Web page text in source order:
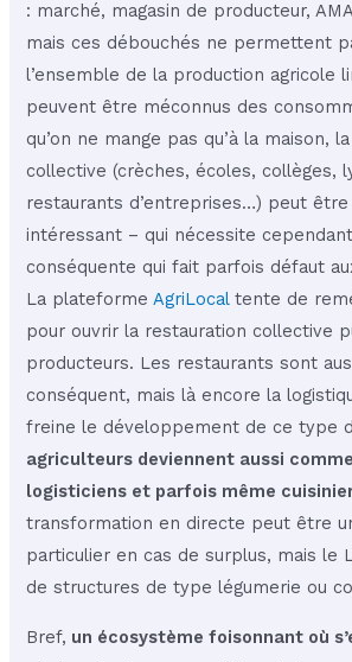
: marché, magasin de producteur,
mais ces débouchés ne permettent
l’ensemble de la production agricole
peuvent être méconnus des
qu’on ne mange pas qu’à la maison,
collective (crèches, écoles, collèges,
restaurants d’entreprises…) peut être
intéressant – qui nécessite
conséquente qui fait parfois défaut
La plateformeAgriLocaltente de
pour ouvrir la restauration collective
producteurs. Les restaurants sont
conséquent, mais là encore la
freine le développement de ce type
agriculteurs deviennent aussi
logisticiens et parfois même
transformation en directe peut être
particulier en cas de surplus, mais le
de structures de type légumerie ou
Bref, un écosystème foisonnant où